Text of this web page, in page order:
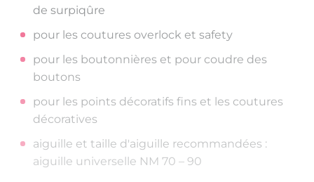
de surpiqûre
pour les coutures overlock et safety
pour les boutonnières et pour coudre des
boutons
pour les points décoratifs fins et les coutures
décoratives
aiguille et taille d'aiguille recommandées :
aiguille universelle NM 70 – 90